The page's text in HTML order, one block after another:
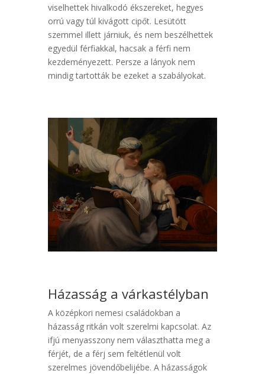
viselhettek hivalkodó ékszereket, hegyes
orrú vagy túl kivágott cipőt. Lesütött
szemmel illett járniuk, és nem beszélhettek
egyedül férfiakkal, hacsak a férfi nem
kezdeményezett. Persze a lányok nem
mindig tartották be ezeket a szabályokat.
Házasság a várkastélyban
A középkori nemesi családokban a
házasság ritkán volt szerelmi kapcsolat. Az
ifjú menyasszony nem választhatta meg a
férjét, de a férj sem feltétlenül volt
szerelmes jövendőbelijébe. A házasságok